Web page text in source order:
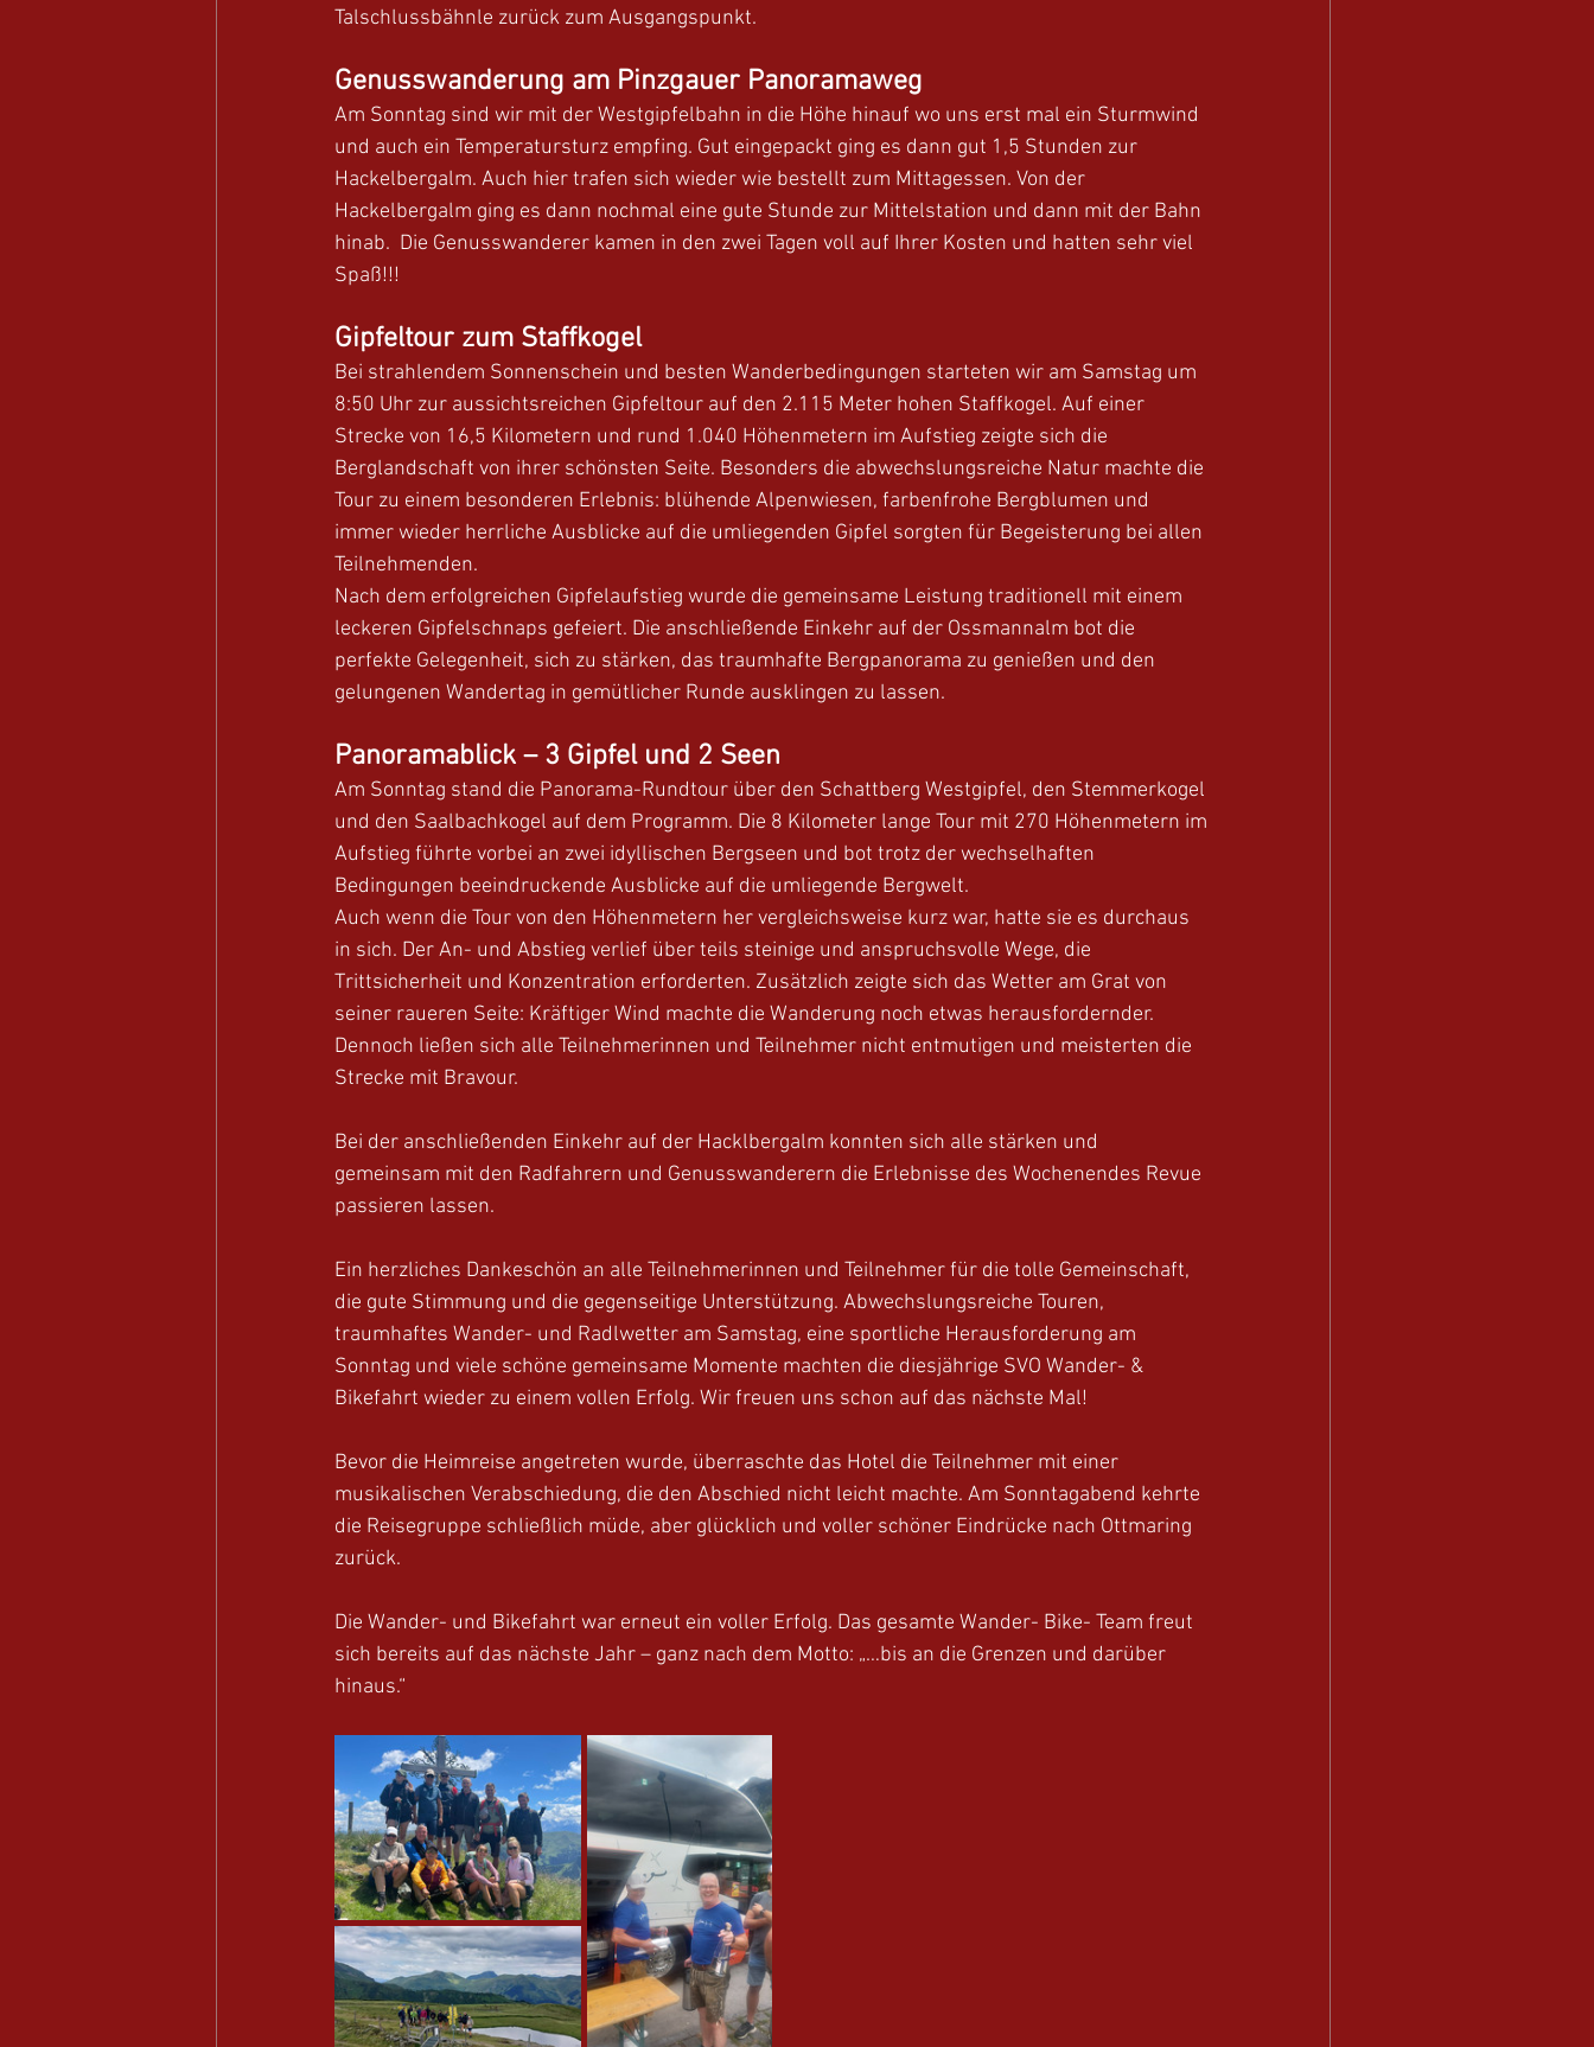
Talschlussbähnle zurück zum Ausgangspunkt.
Genusswanderung am Pinzgauer Panoramaweg
Am Sonntag sind wir mit der Westgipfelbahn in die Höhe hinauf wo uns erst mal ein Sturmwind
und auch ein Temperatursturz empfing. Gut eingepackt ging es dann gut 1,5 Stunden zur
Hackelbergalm. Auch hier trafen sich wieder wie bestellt zum Mittagessen. Von der
Hackelbergalm ging es dann nochmal eine gute Stunde zur Mittelstation und dann mit der Bahn
hinab.  Die Genusswanderer kamen in den zwei Tagen voll auf Ihrer Kosten und hatten sehr viel
Spaß!!!
Gipfeltour zum Staffkogel
Bei strahlendem Sonnenschein und besten Wanderbedingungen starteten wir am Samstag um
8:50 Uhr zur aussichtsreichen Gipfeltour auf den 2.115 Meter hohen Staffkogel. Auf einer
Strecke von 16,5 Kilometern und rund 1.040 Höhenmetern im Aufstieg zeigte sich die
Berglandschaft von ihrer schönsten Seite. Besonders die abwechslungsreiche Natur machte die
Tour zu einem besonderen Erlebnis: blühende Alpenwiesen, farbenfrohe Bergblumen und
immer wieder herrliche Ausblicke auf die umliegenden Gipfel sorgten für Begeisterung bei allen
Teilnehmenden.
Nach dem erfolgreichen Gipfelaufstieg wurde die gemeinsame Leistung traditionell mit einem
leckeren Gipfelschnaps gefeiert. Die anschließende Einkehr auf der Ossmannalm bot die
perfekte Gelegenheit, sich zu stärken, das traumhafte Bergpanorama zu genießen und den
gelungenen Wandertag in gemütlicher Runde ausklingen zu lassen.
Panoramablick – 3 Gipfel und 2 Seen
Am Sonntag stand die Panorama-Rundtour über den Schattberg Westgipfel, den Stemmerkogel
und den Saalbachkogel auf dem Programm. Die 8 Kilometer lange Tour mit 270 Höhenmetern im
Aufstieg führte vorbei an zwei idyllischen Bergseen und bot trotz der wechselhaften
Bedingungen beeindruckende Ausblicke auf die umliegende Bergwelt.
Auch wenn die Tour von den Höhenmetern her vergleichsweise kurz war, hatte sie es durchaus
in sich. Der An- und Abstieg verlief über teils steinige und anspruchsvolle Wege, die
Trittsicherheit und Konzentration erforderten. Zusätzlich zeigte sich das Wetter am Grat von
seiner raueren Seite: Kräftiger Wind machte die Wanderung noch etwas herausfordernder.
Dennoch ließen sich alle Teilnehmerinnen und Teilnehmer nicht entmutigen und meisterten die
Strecke mit Bravour.
Bei der anschließenden Einkehr auf der Hacklbergalm konnten sich alle stärken und
gemeinsam mit den Radfahrern und Genusswanderern die Erlebnisse des Wochenendes Revue
passieren lassen.
Ein herzliches Dankeschön an alle Teilnehmerinnen und Teilnehmer für die tolle Gemeinschaft,
die gute Stimmung und die gegenseitige Unterstützung. Abwechslungsreiche Touren,
traumhaftes Wander- und Radlwetter am Samstag, eine sportliche Herausforderung am
Sonntag und viele schöne gemeinsame Momente machten die diesjährige SVO Wander- &
Bikefahrt wieder zu einem vollen Erfolg. Wir freuen uns schon auf das nächste Mal!
Bevor die Heimreise angetreten wurde, überraschte das Hotel die Teilnehmer mit einer
musikalischen Verabschiedung, die den Abschied nicht leicht machte. Am Sonntagabend kehrte
die Reisegruppe schließlich müde, aber glücklich und voller schöner Eindrücke nach Ottmaring
zurück.
Die Wander- und Bikefahrt war erneut ein voller Erfolg. Das gesamte Wander- Bike- Team freut
sich bereits auf das nächste Jahr – ganz nach dem Motto: „…bis an die Grenzen und darüber
hinaus.“